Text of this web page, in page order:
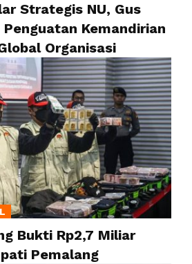
Strategis NU, Gus
Penguatan Kemandirian
Organisasi
Bukti Rp2,7 Miliar
Pemalang